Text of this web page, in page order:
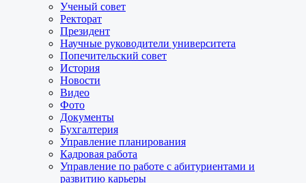
Ученый совет
Ректорат
Президент
Научные руководители университета
Попечительский совет
История
Новости
Видео
Фото
Документы
Бухгалтерия
Управление планирования
Кадровая работа
Управление по работе с абитуриентами и
развитию карьеры